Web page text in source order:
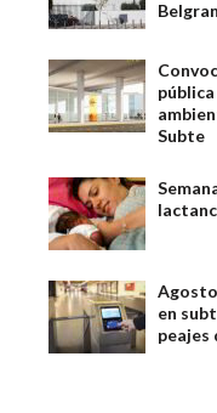
Subte
en
peajes